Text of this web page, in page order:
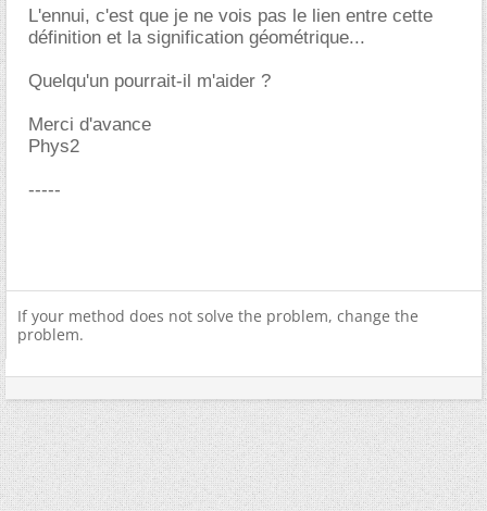
L'ennui, c'est que je ne vois pas le lien entre cette
définition et la signification géométrique...
Quelqu'un pourrait-il m'aider ?
Merci d'avance
Phys2
-----
If your method does not solve the problem, change the
problem.